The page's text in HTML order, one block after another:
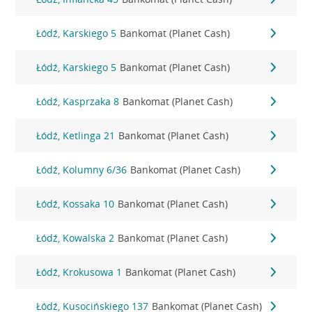
Łódź, Karskiego 5 Bankomat (Planet Cash)
Łódź, Karskiego 5 Bankomat (Planet Cash)
Łódź, Kasprzaka 8 Bankomat (Planet Cash)
Łódź, Ketlinga 21 Bankomat (Planet Cash)
Łódź, Kolumny 6/36 Bankomat (Planet Cash)
Łódź, Kossaka 10 Bankomat (Planet Cash)
Łódź, Kowalska 2 Bankomat (Planet Cash)
Łódź, Krokusowa 1 Bankomat (Planet Cash)
Łódź, Kusocińskiego 137 Bankomat (Planet Cash)